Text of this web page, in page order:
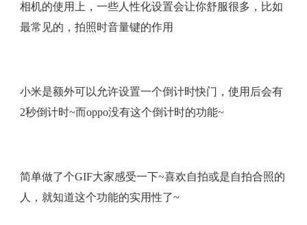
相机的使用上，一些人性化设置会让你舒服很多，比如
最常见的，拍照时音量键的作用
小米是额外可以允许设置一个倒计时快门，使用后会有
2秒倒计时~而oppo没有这个倒计时的功能~
简单做了个GIF大家感受一下~喜欢自拍或是自拍合照的
人，就知道这个功能的实用性了~